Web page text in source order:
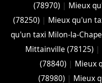
(78970) | Mieux
(78250) | Mieux qu'un
qu'un taxi Milon-la-
Mittainville (78125) |
(78840) | Mieux
(78980) | Mieux